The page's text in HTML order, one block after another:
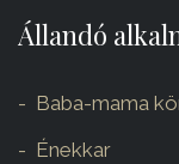
Állandó
Baba-mama
Énekkar